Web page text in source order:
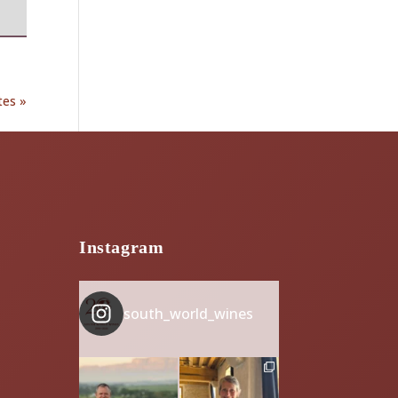
»
Instagram
south_world_wines